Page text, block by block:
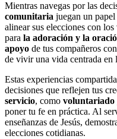
Mientras navegas por las
comunitaria juegan un
alinear sus elecciones con
para la adoración y la
apoyo de tus compañeros
de vivir una vida centrada en
Estas experiencias
decisiones que reflejen tus
servicio, como voluntariado
poner tu fe en práctica. Al
enseñanzas de Jesús,
elecciones cotidianas.